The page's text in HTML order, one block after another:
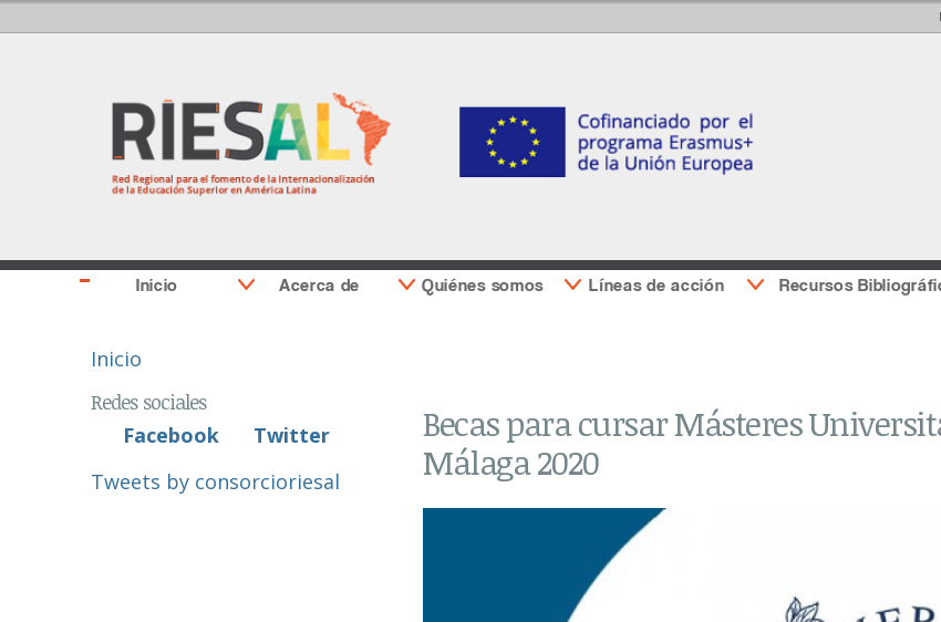
principal
lateral
derecha
Inicio Acerca de Quiénes somos Líneas de acción Recursos
Inicio
Redes sociales
Facebook
Twitter
Tweets by consorcioriesal
Becas para cursar Másteres
Málaga 2020